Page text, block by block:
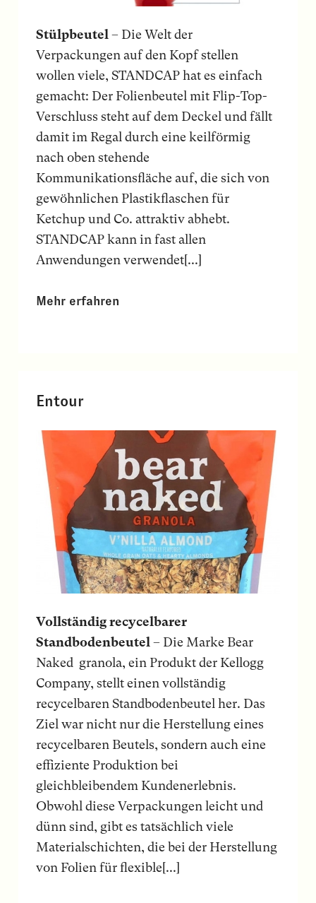
Stülpbeutel– Die Welt der
Verpackungen auf den Kopf stellen
wollen viele, STANDCAP hat es einfach
gemacht: Der Folienbeutel mit Flip-Top-
Verschluss steht auf dem Deckel und fällt
damit im Regal durch eine keilförmig
nach oben stehende
Kommunikationsfläche auf, die sich von
gewöhnlichen Plastikflaschen für
Ketchup und Co. attraktiv abhebt.
STANDCAP kann in fast allen
Anwendungen verwendet[...]
Mehr erfahren
Entour
Vollständig recycelbarer
Standbodenbeutel– Die Marke Bear
Naked granola, ein Produkt der Kellogg
Company, stellt einen vollständig
recycelbaren Standbodenbeutel her. Das
Ziel war nicht nur die Herstellung eines
recycelbaren Beutels, sondern auch eine
effiziente Produktion bei
gleichbleibendem Kundenerlebnis.
Obwohl diese Verpackungen leicht und
dünn sind, gibt es tatsächlich viele
Materialschichten, die bei der Herstellung
von Folien für flexible[...]